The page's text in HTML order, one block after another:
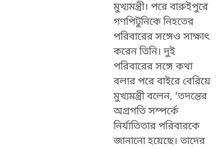
মুখ্যমন্ত্রী। পরে বারুইপুরে
গণপিটুনিকে নিহতের
পরিবারের সঙ্গেও সাক্ষাৎ
করেন তিনি। দুই
পরিবারের সঙ্গে কথা
বলার পরে বাইরে বেরিয়ে
মুখ্যমন্ত্রী বলেন, ‘তদন্তের
অগ্রগতি সম্পর্কে
নির্যাতিতার পরিবারকে
জানানো হয়েছে। তাদের